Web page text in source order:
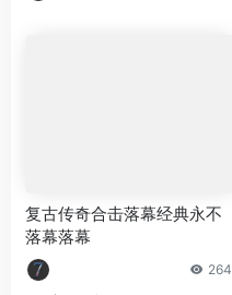
复古传奇合击落幕经典永不
落幕落幕
264